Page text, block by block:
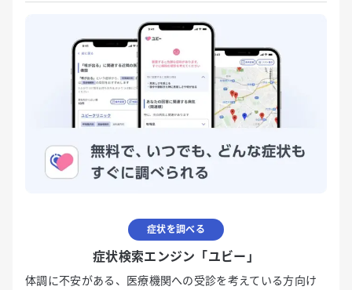
症状を調べる
症状検索エンジン「ユビー」
体調に不安がある、医療機関への受診を考えている方向け